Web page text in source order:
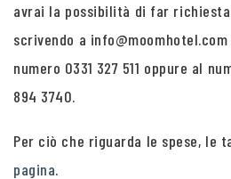
avrai la possibilità di far
scrivendo a
numero 0331 327 511 oppure al
894 3740.
Per ciò che riguarda le spese, le
pagina.